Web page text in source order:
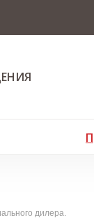
дилера.